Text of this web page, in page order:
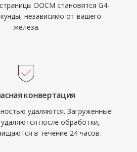
DOCM становятся G4-
независимо от вашего
железа.
конвертация
удаляются. Загруженные
после обработки,
в течение 24 часов.